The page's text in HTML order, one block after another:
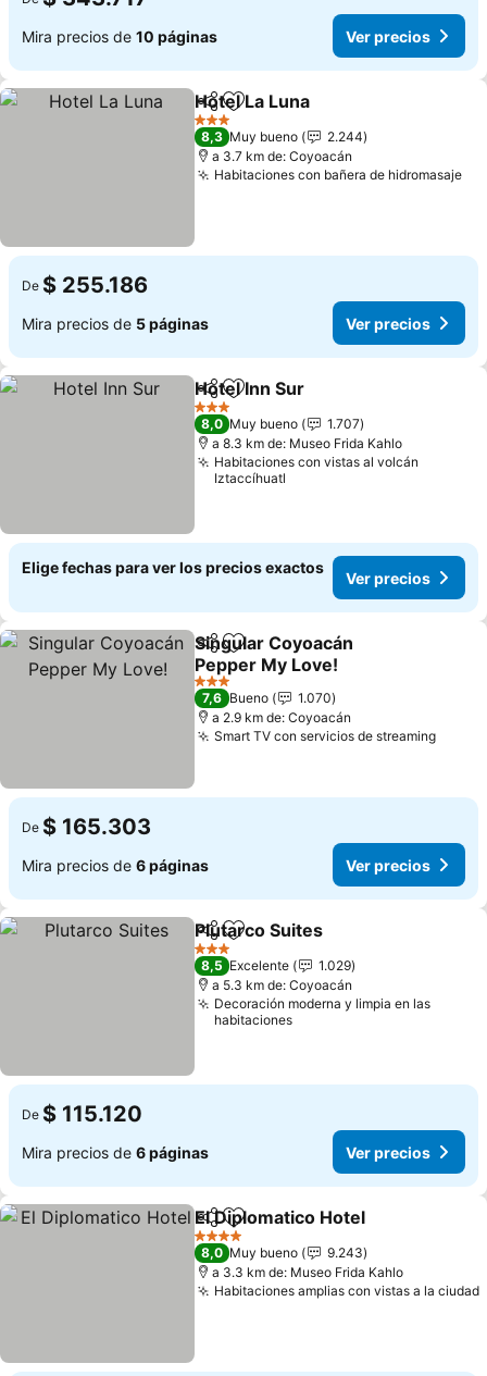
Mira precios de 10 páginas Ver precios
CompartirAgregar a favoritos
Hotel La Luna
3 Estrellas
8,3 Muy bueno
2.244
a 3.7 km de: Coyoacán
Habitaciones con bañera de hidromasaje
De $ 255.186
Mira precios de 5 páginas Ver precios
CompartirAgregar a favoritos
Hotel Inn Sur
3 Estrellas
8,0 Muy bueno
1.707
a 8.3 km de: Museo Frida Kahlo
Habitaciones con vistas al volcán
Iztaccíhuatl
Elige fechas para ver los precios exactos
Ver precios
CompartirAgregar a favoritos
Singular Coyoacán
Pepper My Love!
Ver precios
3 Estrellas
7,6 Bueno
1.070
a 2.9 km de: Coyoacán
Smart TV con servicios de streamingVer
De $ 165.303
Mira precios de 6 páginas Ver precios
CompartirAgregar a favoritos
Plutarco Suites
3 Estrellas
8,5 Excelente
1.029
a 5.3 km de: Coyoacán
Decoración moderna y limpia en las
habitaciones
De $ 115.120
Mira precios de 6 páginas Ver precios
CompartirAgregar a favoritos
El Diplomatico Hotel
4 Estrellas
8,0 Muy bueno
9.243
a 3.3 km de: Museo Frida Kahlo
Habitaciones amplias con vistas a la ciudad